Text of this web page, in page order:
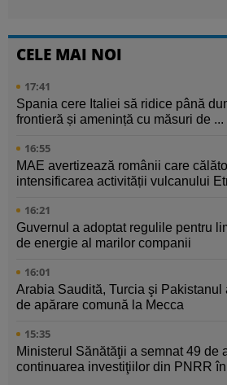
CELE MAI NOI
17:41
Spania cere Italiei să ridice până
frontieră și amenință cu măsuri de ...
16:55
MAE avertizează românii care
intensificarea activității vulcanului
16:21
Guvernul a adoptat regulile pentru
de energie al marilor companii
16:01
Arabia Saudită, Turcia şi Pakistanul
de apărare comună la Mecca
15:35
Ministerul Sănătăţii a semnat 49 de
continuarea investiţiilor din PNRR în